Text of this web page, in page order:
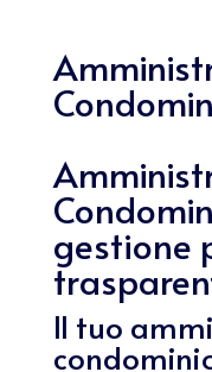
gestione
Il tuo